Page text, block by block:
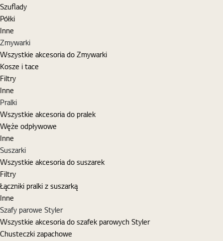
Szuflady
Półki
Inne
Zmywarki
Wszystkie akcesoria do Zmywarki
Kosze i tace
Filtry
Inne
Pralki
Wszystkie akcesoria do pralek
Węże odpływowe
Inne
Suszarki
Wszystkie akcesoria do suszarek
Filtry
Łączniki pralki z suszarką
Inne
Szafy parowe Styler
Wszystkie akcesoria do szafek parowych Styler
Chusteczki zapachowe